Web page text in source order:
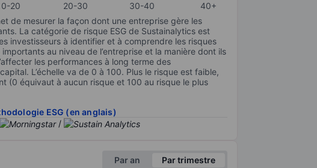
20 20-30 30-40
40+
de mesurer la façon dont une entreprise gère les
La catégorie de risque ESG de Sustainalytics est
investisseurs à identifier et à comprendre les risques
importants au niveau de l’entreprise et la manière dont ils
les performances à long terme des
L’échelle va de 0 à 100. Plus le risque est faible,
(0 équivaut à aucun risque et 100 au risque le plus
ESG (en anglais)
/
Par an Par trimestre